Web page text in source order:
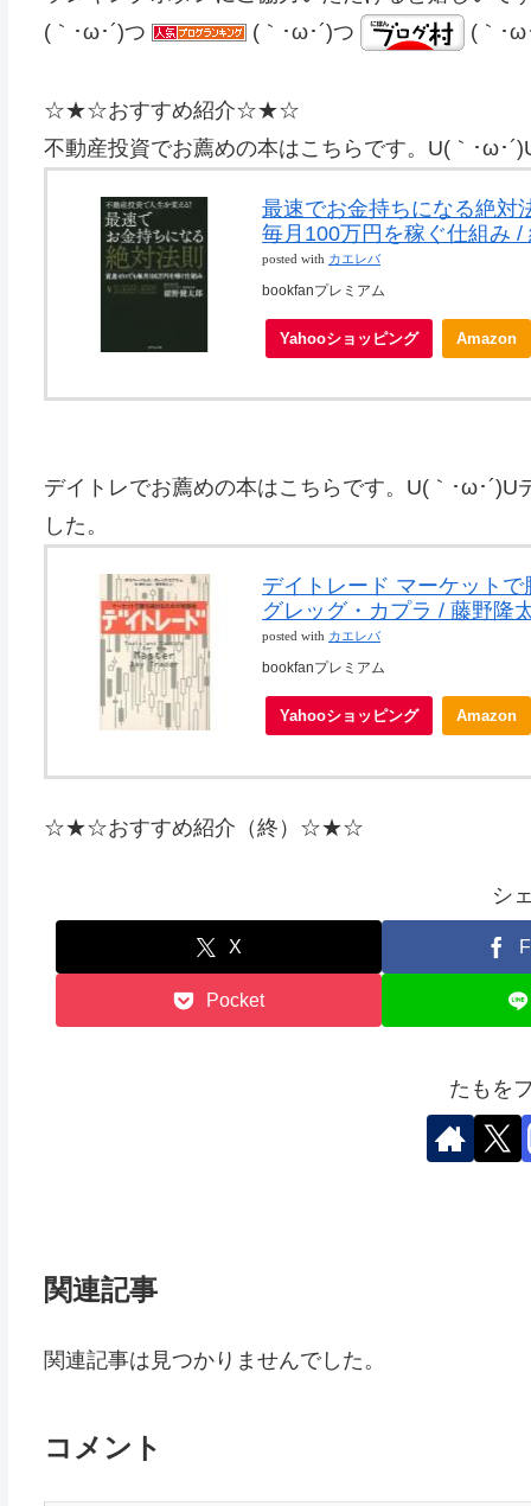
(｀･ω･´)つ
(｀･ω･´)つ (｀･ω
☆★☆おすすめ紹介☆★☆
不動産投資でお薦めの本はこちらです。U(｀･ω･
最速でお金持ちになる絶対
毎月100万円を稼ぐ仕組み /
posted with カエレバ
bookfanプレミアム
Yahooショッピング Amazon
デイトレでお薦めの本はこちらです。U(｀･ω･
した。
デイトレード マーケット
グレッグ・カプラ / 藤野隆
posted with カエレバ
bookfanプレミアム
Yahooショッピング Amazon
☆★☆おすすめ紹介（終）☆★☆
シ
X
Pocket
たもを
関連記事
関連記事は見つかりませんでした。
コメント